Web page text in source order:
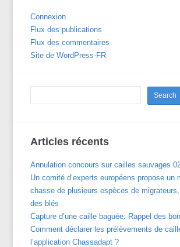
Connexion
Flux des publications
Flux des commentaires
Site de WordPress-FR
Articles récents
Annulation concours sur cailles sauvages
Un comité d’experts européens propose un
chasse de plusieurs espèces de
des blés
Capture d’une caille baguée: Rappel des
Comment déclarer les prélèvements de
l’application Chassadapt ?